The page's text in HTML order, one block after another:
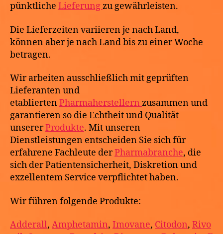
pünktliche Lieferungzu gewährleisten.
Die Lieferzeiten variieren je nach Land,
können aber je nach Land bis zu einer Woche
betragen.
Wir arbeiten ausschließlich mit geprüften
Lieferanten und
etabliertenPharmaherstellern zusammen und
garantieren so die Echtheit und Qualität
unsererProdukte. Mit unseren
Dienstleistungen entscheiden Sie sich für
erfahrene Fachleute derPharmabranche, die
sich der Patientensicherheit, Diskretion und
exzellentem Service verpflichtet haben.
Wir führen folgende Produkte:
Adderall, Amphetamin, Imovane, Citodon, Rivo